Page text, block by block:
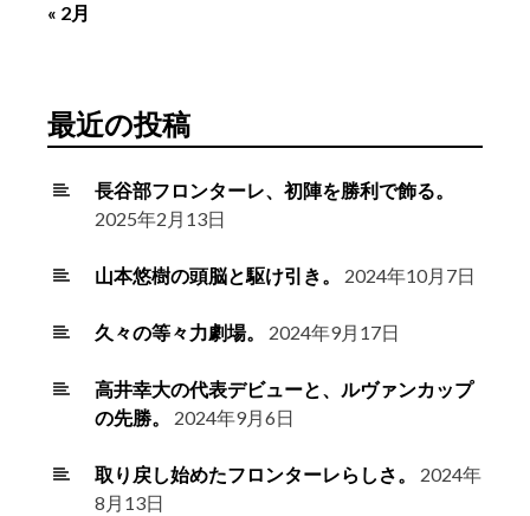
« 2月
最近の投稿
長谷部フロンターレ、初陣を勝利で飾る。
2025年2月13日
山本悠樹の頭脳と駆け引き。 2024年10月7日
久々の等々力劇場。 2024年9月17日
高井幸大の代表デビューと、ルヴァンカップ
の先勝。
2024年9月6日
取り戻し始めたフロンターレらしさ。
2024年
8月13日